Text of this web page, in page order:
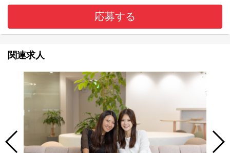
応募する
関連求人